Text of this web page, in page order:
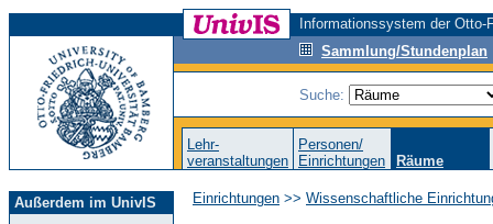
Informationssystem der
Sammlung/Stundenplan
Suche:
Lehr-
veranstaltungen
Personen/
Einrichtungen
Räume
Außerdem im UnivIS Einrichtungen >> Wissenschaftliche